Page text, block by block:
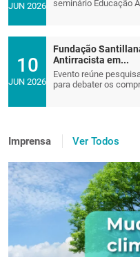
JUN 2026
seminário Educação
10
JUN 2026
Fundação
Antirracista em...
Evento reúne
para debater os
Imprensa Ver Todos